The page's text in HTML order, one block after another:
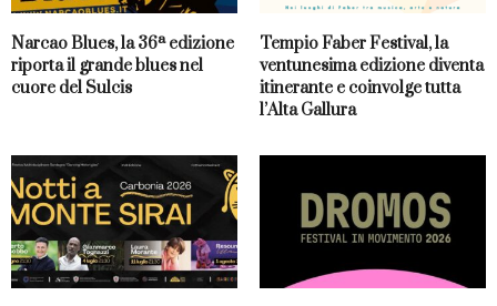
Narcao Blues, la 36ª edizione
riporta il grande blues nel
cuore del Sulcis
Tempio Faber Festival, la
ventunesima edizione diventa
itinerante e coinvolge tutta
l’Alta Gallura